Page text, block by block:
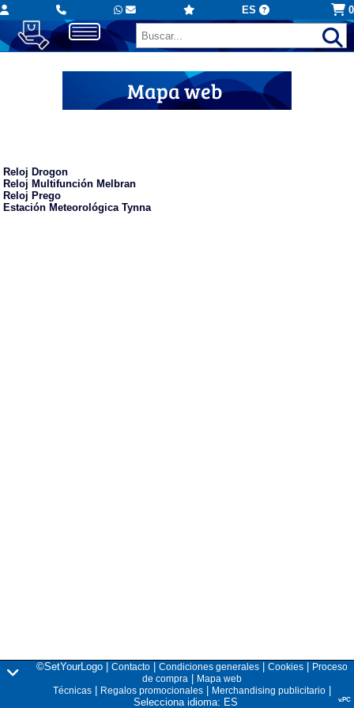
ES 0
Mapa web
Reloj Drogon
Reloj Multifunción Melbran
Reloj Prego
Estación Meteorológica Tynna
©SetYourLogo | Contacto| Condiciones generales| Cookies|
Proceso
de compra|
Mapa web
Técnicas| Regalos promocionales| Merchandising publicitario|
Selecciona idioma: ES
v.PC